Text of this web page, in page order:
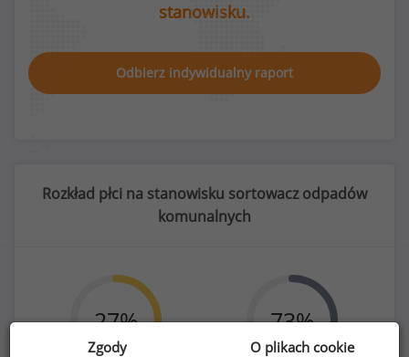
stanowisku.
Odbierz indywidualny raport
Rozkład płci na stanowisku sortowacz odpadów
komunalnych
27% 73%
Zgody O plikach cookie